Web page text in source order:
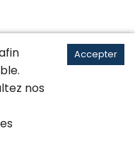
nos
Accepter